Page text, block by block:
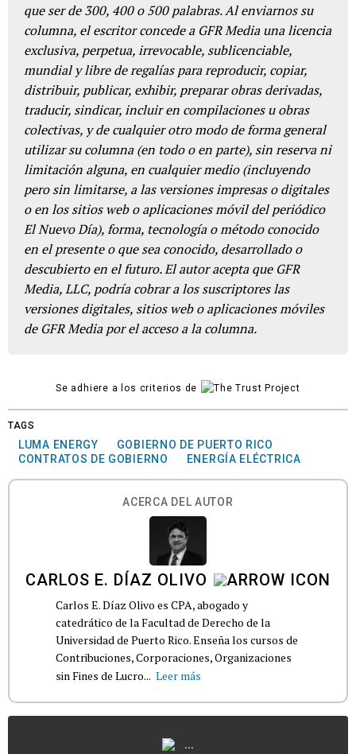
que ser de 300, 400 o 500 palabras. Al enviarnos su
columna, el escritor concede a GFR Media una licencia
exclusiva, perpetua, irrevocable, sublicenciable,
mundial y libre de regalías para reproducir, copiar,
distribuir, publicar, exhibir, preparar obras derivadas,
traducir, sindicar, incluir en compilaciones u obras
colectivas, y de cualquier otro modo de forma general
utilizar su columna (en todo o en parte), sin reserva ni
limitación alguna, en cualquier medio (incluyendo
pero sin limitarse, a las versiones impresas o digitales
o en los sitios web o aplicaciones móvil del periódico
El Nuevo Día), forma, tecnología o método conocido
en el presente o que sea conocido, desarrollado o
descubierto en el futuro. El autor acepta que GFR
Media, LLC, podría cobrar a los suscriptores las
versiones digitales, sitios web o aplicaciones móviles
de GFR Media por el acceso a la columna.
Se adhiere a los criterios de
TAGS
LUMA ENERGY
GOBIERNO DE PUERTO RICO
CONTRATOS DE GOBIERNO
ENERGÍA ELÉCTRICA
ACERCA DEL AUTOR
CARLOS E. DÍAZ OLIVO
Carlos E. Díaz Olivo es CPA, abogado y
catedrático de la Facultad de Derecho de la
Universidad de Puerto Rico. Enseña los cursos de
Contribuciones, Corporaciones, Organizaciones
sin Fines de Lucro... Leer más
...